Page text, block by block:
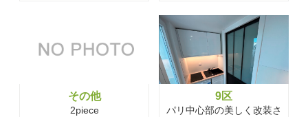
その他
2piece
9区
パリ中心部の美しく改装さ